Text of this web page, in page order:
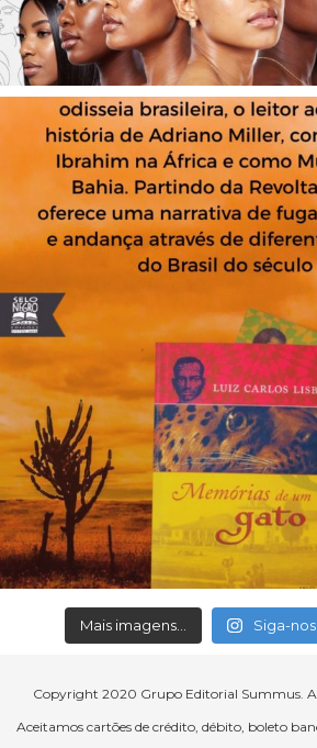
Mais imagens... Siga-
Copyright 2020 Grupo Editorial Summus.
Aceitamos cartões de crédito, débito, boleto